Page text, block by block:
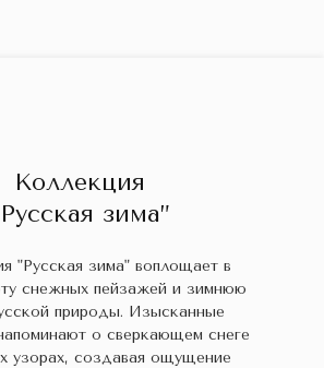
Коллекция
зима”
"Русская зима" воплощает в
снежных пейзажей и зимнюю
природы. Изысканные
о сверкающем снеге
узорах, создавая ощущение